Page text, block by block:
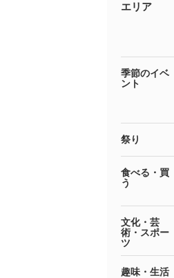
エリア
季節のイベ
ント
祭り
食べる・買
う
文化・芸
術・スポー
ツ
趣味・生活